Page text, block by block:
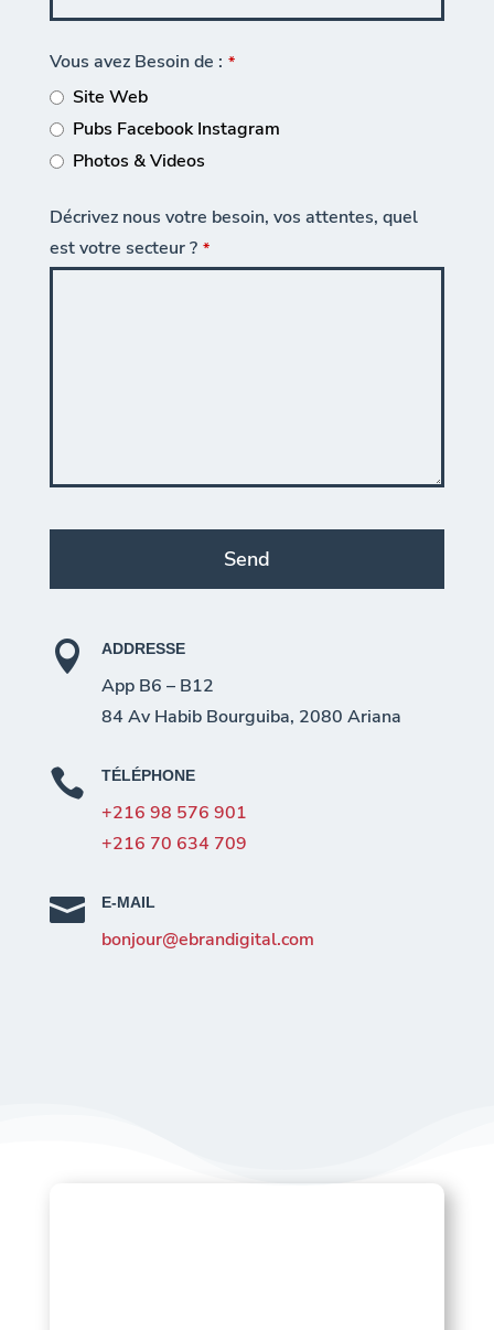
Vous avez Besoin de : *
Site Web
Pubs Facebook Instagram
Photos & Videos
Décrivez nous votre besoin, vos attentes, quel
est votre secteur ? *
Send
h
i
s
h
 ADDRESSE
App B6 – B12
84 Av Habib Bourguiba, 2080 Ariana
 TÉLÉPHONE
+216 98 576 901
+216 70 634 709
 E-MAIL
bonjour@ebrandigital.com